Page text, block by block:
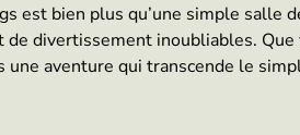
bien plus qu’une simple salle
divertissement inoubliables.
une aventure qui transcende le